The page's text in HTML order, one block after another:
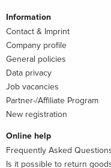
Information
Contact & Imprint
Company profile
General policies
Data privacy
Job vacancies
Partner-/Affiliate Program
New registration
Online help
Frequently Asked
Is it possible to return